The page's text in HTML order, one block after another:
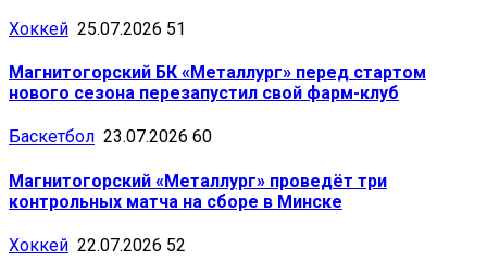
Хоккей 25.07.2026 51
Магнитогорский БК «Металлург» перед стартом
нового сезона перезапустил свой фарм-клуб
Баскетбол 23.07.2026 60
Магнитогорский «Металлург» проведёт три
контрольных матча на сборе в Минске
Хоккей 22.07.2026 52